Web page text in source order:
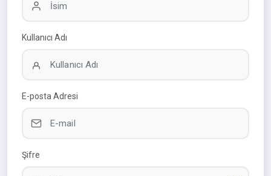
Kullanıcı Adı
E-posta Adresi
Şifre